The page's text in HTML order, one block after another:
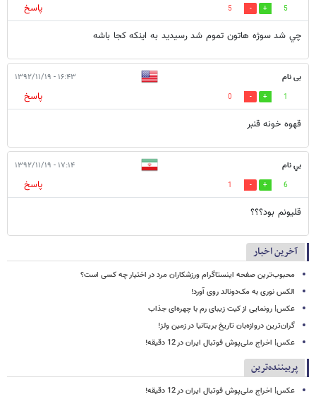
5
5
پاسخ
چي شد سوژه هاتون تموم شد رسيديد به اينكه كجا باشه
بی نام ۱۶:۴۳ - ۱۳۹۲/۱۱/۱۹
1
0
پاسخ
قهوه خونه قنبر
بي نام ۱۷:۱۴ - ۱۳۹۲/۱۱/۱۹
6
1
پاسخ
قليونم بود؟؟؟
آخرین اخبار
محبوب‌ترین صفحه اینستاگرام ورزشکاران مرد در اختیار چه کسی است؟
الکس نوری به مک‌دونالد روی آورد!
عکس| رونمایی از کیت زیبای رم با چهره‌ای جذاب
گران‌ترین دروازه‌بان تاریخ بریتانیا در زمین ولز!
عکس| اخراج ملی‌پوش فوتبال ایران در 12 دقیقه!
پربیننده‌ترین
عکس| اخراج ملی‌پوش فوتبال ایران در 12 دقیقه!